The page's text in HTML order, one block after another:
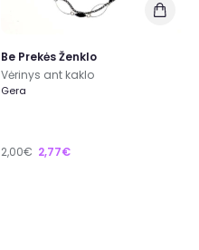
Be Prekės Ženklo
Vėrinys ant kaklo
Gera
2,00€ 2,77€